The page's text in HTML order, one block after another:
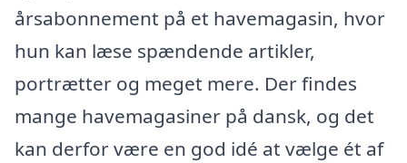
årsabonnement på et havemagasin, hvor
hun kan læse spændende artikler,
portrætter og meget mere. Der findes
mange havemagasiner på dansk, og det
kan derfor være en god idé at vælge ét af